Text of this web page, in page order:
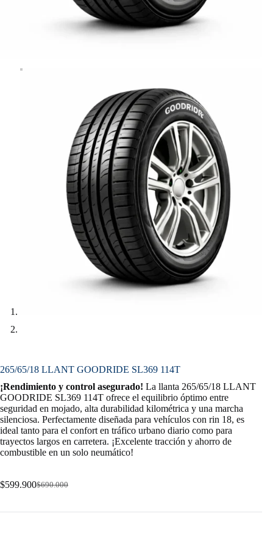
265/65/18 LLANT GOODRIDE SL369 114T
¡Rendimiento y control asegurado! La llanta 265/65/18 LLANT
GOODRIDE SL369 114T ofrece el equilibrio óptimo entre
seguridad en mojado, alta durabilidad kilométrica y una marcha
silenciosa. Perfectamente diseñada para vehículos con rin 18, es
ideal tanto para el confort en tráfico urbano diario como para
trayectos largos en carretera. ¡Excelente tracción y ahorro de
combustible en un solo neumático!
$690.000
Original
was:
$599.900Current
is: